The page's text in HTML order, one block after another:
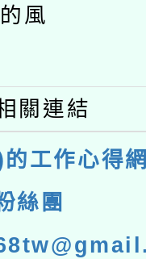
風
關連結
工作心得
絲團